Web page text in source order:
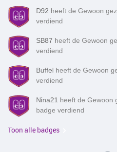
D92 heeft de Gewoon
verdiend
SB87 heeft de Gewoon
verdiend
Buffel heeft de Gewoon
verdiend
Nina21 heeft de Gewoon
badge verdiend
Toon alle badges